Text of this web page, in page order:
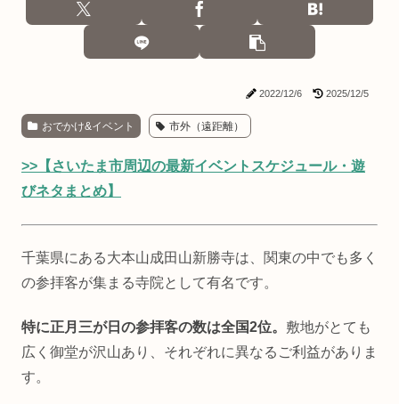
2022/12/6 2025/12/5
おでかけ&イベント 市外（遠距離）
>>【さいたま市周辺の最新イベントスケジュール・遊
びネタまとめ】
千葉県にある大本山成田山新勝寺は、関東の中でも多く
の参拝客が集まる寺院として有名です。
特に正月三が日の参拝客の数は全国2位。 敷地がとても
広く御堂が沢山あり、それぞれに異なるご利益がありま
す。